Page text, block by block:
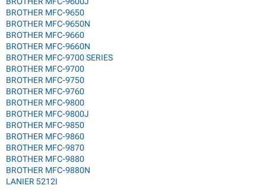
BROTHER MFC-9650
BROTHER MFC-9650N
BROTHER MFC-9660
BROTHER MFC-9660N
BROTHER MFC-9700 SERIES
BROTHER MFC-9700
BROTHER MFC-9750
BROTHER MFC-9760
BROTHER MFC-9800
BROTHER MFC-9800J
BROTHER MFC-9850
BROTHER MFC-9860
BROTHER MFC-9870
BROTHER MFC-9880
BROTHER MFC-9880N
LANIER 5212I